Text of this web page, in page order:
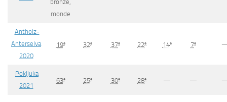
Antholz-
Anterselva
2020
19e 32e 37e 22e 14e 7e
Pokljuka
2021
63e 25e 30e 28e — —